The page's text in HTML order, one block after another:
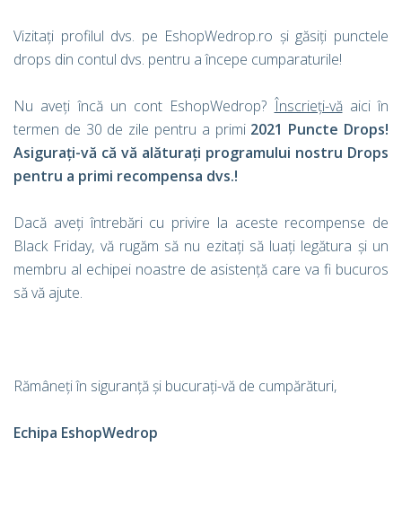
Vizitați profilul dvs. pe EshopWedrop.ro și găsiți punctele
drops din contul dvs. pentru a începe cumparaturile!
Nu aveți încă un cont EshopWedrop? Înscrieți-văaici în
termen de 30 de zile pentru a primi 2021 Puncte Drops!
Asigurați-vă că vă alăturați programului nostru Drops
pentru a primi recompensa dvs.!
Dacă aveți întrebări cu privire la aceste recompense de
Black Friday, vă rugăm să nu ezitați să luați legătura și un
membru al echipei noastre de asistență care va fi bucuros
să vă ajute.
Rămâneți în siguranță și bucurați-vă de cumpărături,
Echipa EshopWedrop